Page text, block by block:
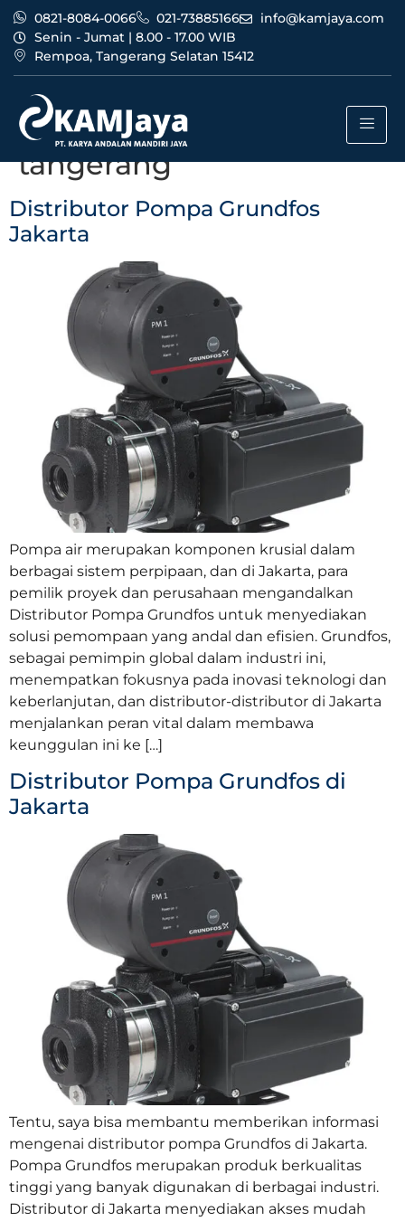
0821-8084-0066 021-73885166
info@kamjaya.com
Senin - Jumat | 8.00 - 17.00 WIB
Rempoa, Tangerang Selatan 15412
Tag:
pompa grundfos jakarta
tangerang
Distributor Pompa Grundfos
Jakarta
Pompa air merupakan komponen krusial dalam
berbagai sistem perpipaan, dan di Jakarta, para
pemilik proyek dan perusahaan mengandalkan
Distributor Pompa Grundfos untuk menyediakan
solusi pemompaan yang andal dan efisien. Grundfos,
sebagai pemimpin global dalam industri ini,
menempatkan fokusnya pada inovasi teknologi dan
keberlanjutan, dan distributor-distributor di Jakarta
menjalankan peran vital dalam membawa
keunggulan ini ke […]
Distributor Pompa Grundfos di
Jakarta
Tentu, saya bisa membantu memberikan informasi
mengenai distributor pompa Grundfos di Jakarta.
Pompa Grundfos merupakan produk berkualitas
tinggi yang banyak digunakan di berbagai industri.
Distributor di Jakarta menyediakan akses mudah